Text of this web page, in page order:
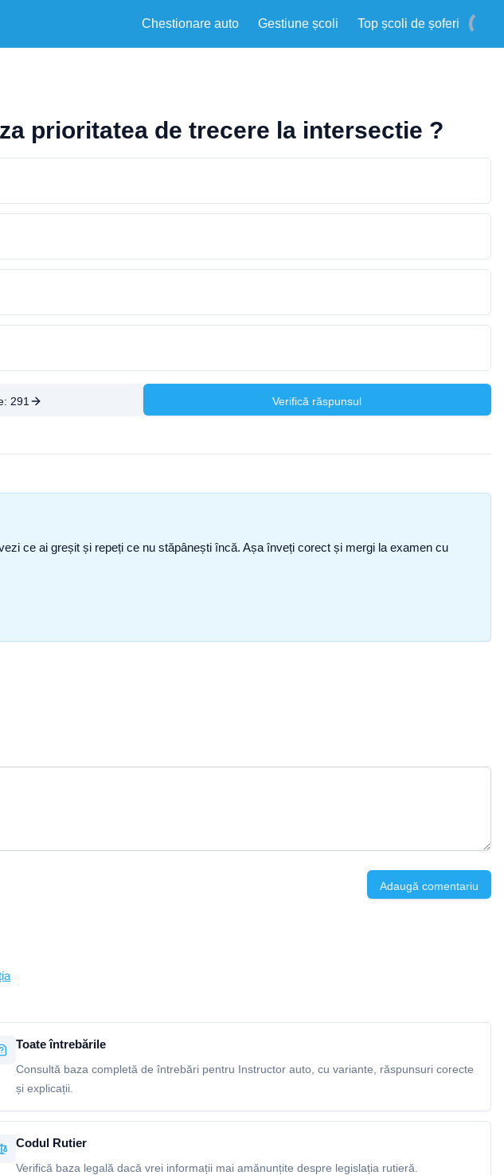
Chestionare auto Gestiune școli Top școli de șoferi
prioritatea de trecere la intersectie ?
291 Verifică răspunsul
ce ai greșit și repeți ce nu stăpânești încă. Așa înveți corect și mergi la examen cu
Adaugă comentariu
Toate întrebările
Consultă baza completă de întrebări pentru Instructor auto, cu variante, răspunsuri corecte
și explicații.
Codul Rutier
Verifică baza legală dacă vrei informații mai amănunțite despre legislația rutieră.